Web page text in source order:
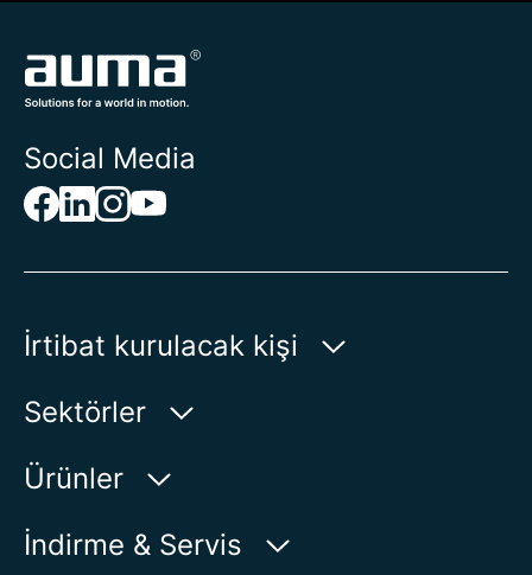
Social Media
İrtibat kurulacak kişi
AUMA Riester
Aumastr. 1
Haritada Göster
Sektörler
Su
Ürünler
Ürün bulucu
İndirme & Servis